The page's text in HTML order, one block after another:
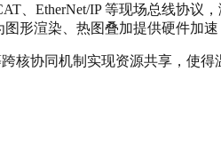
、EtherNet/IP 等现场总线协议
形渲染、热图叠加提供硬件加速
核协同机制实现资源共享，使